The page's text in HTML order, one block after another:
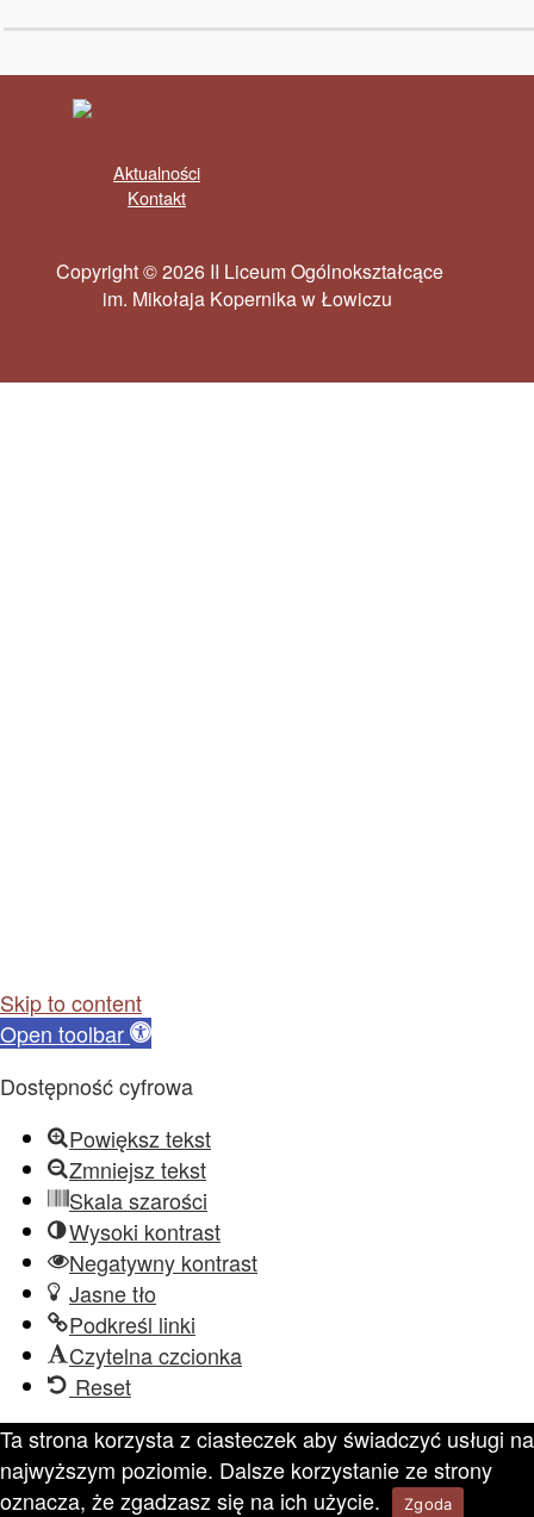
Aktualności
Kontakt
Copyright © 2026 II Liceum Ogólnokształcące
im. Mikołaja Kopernika w Łowiczu
Skip to content
Open toolbar
Dostępność cyfrowa
Powiększ tekst
Zmniejsz tekst
Skala szarości
Wysoki kontrast
Negatywny kontrast
Jasne tło
Podkreśl linki
Czytelna czcionka
Reset
Ta strona korzysta z ciasteczek aby świadczyć usługi na
najwyższym poziomie. Dalsze korzystanie ze strony
oznacza, że zgadzasz się na ich użycie.
Zgoda